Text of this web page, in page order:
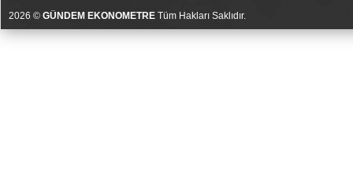
2026 © GÜNDEM EKONOMETRE Tüm Hakları Saklıdır.